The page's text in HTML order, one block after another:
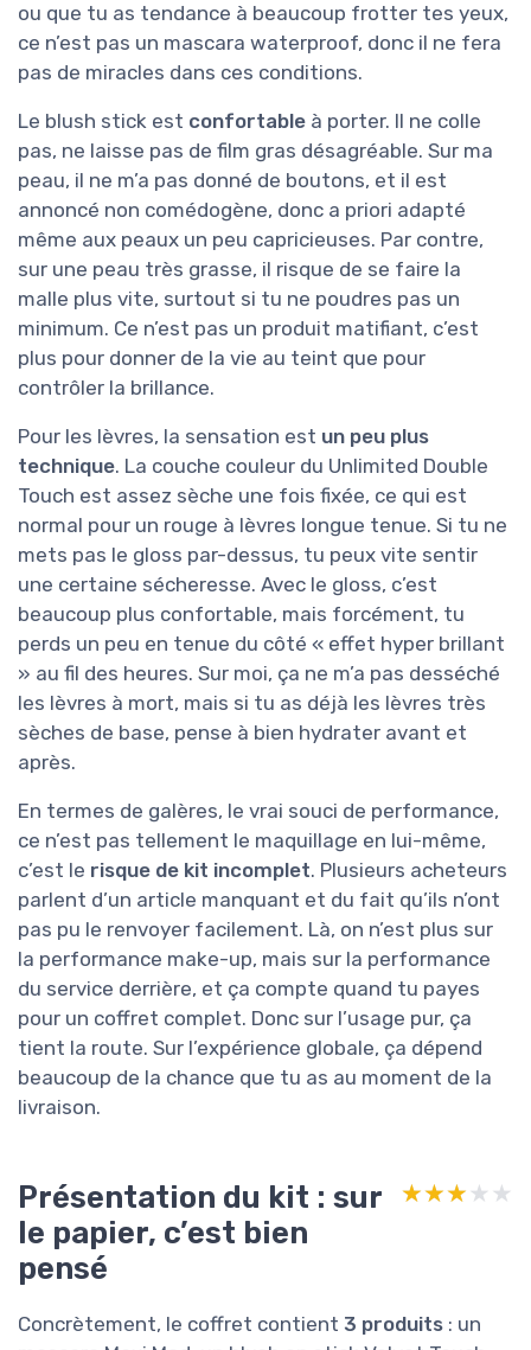
ou que tu as tendance à beaucoup frotter tes yeux,
ce n’est pas un mascara waterproof, donc il ne fera
pas de miracles dans ces conditions.
Le blush stick est confortable à porter. Il ne colle
pas, ne laisse pas de film gras désagréable. Sur ma
peau, il ne m’a pas donné de boutons, et il est
annoncé non comédogène, donc a priori adapté
même aux peaux un peu capricieuses. Par contre,
sur une peau très grasse, il risque de se faire la
malle plus vite, surtout si tu ne poudres pas un
minimum. Ce n’est pas un produit matifiant, c’est
plus pour donner de la vie au teint que pour
contrôler la brillance.
Pour les lèvres, la sensation est un peu plus
technique. La couche couleur du Unlimited Double
Touch est assez sèche une fois fixée, ce qui est
normal pour un rouge à lèvres longue tenue. Si tu ne
mets pas le gloss par-dessus, tu peux vite sentir
une certaine sécheresse. Avec le gloss, c’est
beaucoup plus confortable, mais forcément, tu
perds un peu en tenue du côté « effet hyper brillant
» au fil des heures. Sur moi, ça ne m’a pas desséché
les lèvres à mort, mais si tu as déjà les lèvres très
sèches de base, pense à bien hydrater avant et
après.
En termes de galères, le vrai souci de performance,
ce n’est pas tellement le maquillage en lui-même,
c’est le risque de kit incomplet. Plusieurs acheteurs
parlent d’un article manquant et du fait qu’ils n’ont
pas pu le renvoyer facilement. Là, on n’est plus sur
la performance make-up, mais sur la performance
du service derrière, et ça compte quand tu payes
pour un coffret complet. Donc sur l’usage pur, ça
tient la route. Sur l’expérience globale, ça dépend
beaucoup de la chance que tu as au moment de la
livraison.
Présentation du kit : sur
le papier, c’est bien
pensé
★★★★★
★★★★★
Concrètement, le coffret contient 3 produits : un